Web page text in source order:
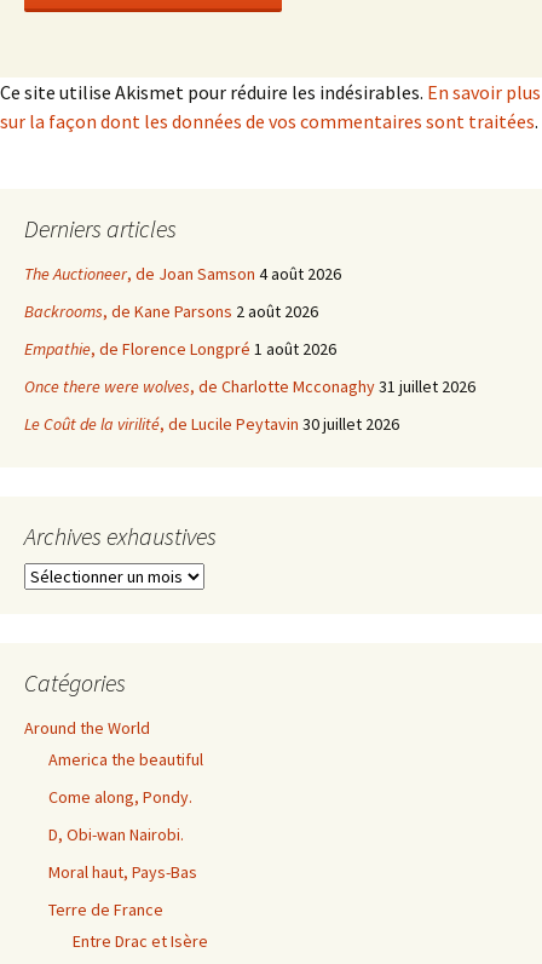
Ce site utilise Akismet pour réduire les indésirables. En savoir plus
sur la façon dont les données de vos commentaires sont traitées.
Derniers articles
The Auctioneer, de Joan Samson 4 août 2026
Backrooms, de Kane Parsons 2 août 2026
Empathie, de Florence Longpré 1 août 2026
Once there were wolves, de Charlotte Mcconaghy31 juillet 2026
Le Coût de la virilité, de Lucile Peytavin 30 juillet 2026
Archives exhaustives
Archives
Catégories
Around the World
America the beautiful
Come along, Pondy.
D, Obi-wan Nairobi.
Moral haut, Pays-Bas
Terre de France
Entre Drac et Isère